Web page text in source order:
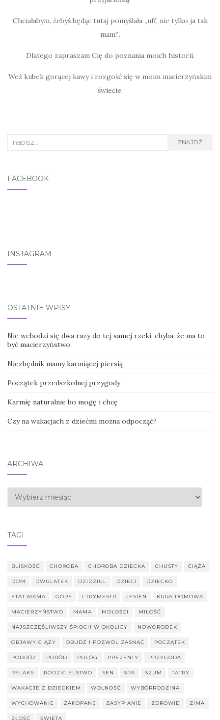
Chciałabym, żebyś będąc tutaj pomyślała „uff, nie tylko ja tak
mam!”.
Dlatego zapraszam Cię do poznania moich historii.
Weź kubek gorącej kawy i rozgość się w moim macierzyńskim
świecie.
Search for: ZNAJDŹ
FACEBOOK
INSTAGRAM
OSTATNIE WPISY
Nie wchodzi się dwa razy do tej samej rzeki, chyba, że ma to
być macierzyństwo
Niezbędnik mamy karmiącej piersią
Początek przedszkolnej przygody
Karmię naturalnie bo mogę i chcę
Czy na wakacjach z dziećmi można odpocząć?
ARCHIWA
Archiwa
TAGI
BLISKOŚĆ CHOROBA CHOROBA DZIECKA CHUSTY CIĄŻA
DOM DWULATEK DZIDZIUL DZIECI DZIECKO
ETAT MAMA GÓRY I TRYMESTR JESIEŃ KURA DOMOWA
MACIERZYŃSTWO MAMA MDŁOŚCI MIŁOŚĆ
NAJSZCZĘŚLIWSZY ŚPIOCH W OKOLICY NOWORODEK
OBJAWY CIĄŻY OBUDŹ I POZWÓL ZASNĄĆ POCZĄTEK
PODRÓŻ PORÓD POŁÓG PREZENTY PRZYGODA
RELAKS RODZICIELSTWO SEN SPA SZUM TATRY
WAKACJE Z DZIECKIEM WOLNOŚĆ WYBÓRRODZINA
WYCHOWANIE ZAKOPANE ZASYPIANIE ZDROWIE ZIMA
ZŁOŚĆ ŚWIĘTA